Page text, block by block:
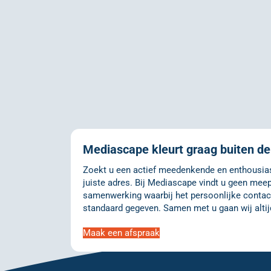
Mediascape kleurt graag buiten
Zoekt u een actief meedenkende en
juiste adres. Bij Mediascape vindt u geen
samenwerking waarbij het persoonlijke
standaard gegeven. Samen met u gaan wij
Maak een afspraak